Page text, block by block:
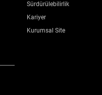
Sürdürülebilirlik
Kariyer
Kurumsal Site